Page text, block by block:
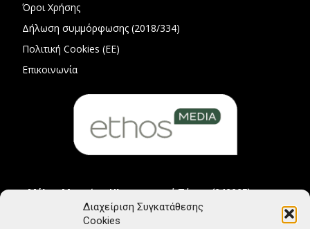
Διαχείριση Συγκατάθεσης
Cookies
Όροι Χρήσης
Δήλωση συμμόρφωσης (2018/334)
Πολιτική Cookies (ΕΕ)
Επικοινωνία
Μέλος Μητρώου Ηλεκτρονικού Τύπου (242225)